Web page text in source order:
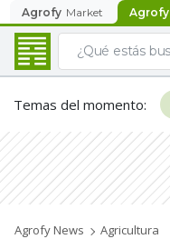
Agrofy Market Agrofy
Temas del momento:
Agrofy News Agricultura